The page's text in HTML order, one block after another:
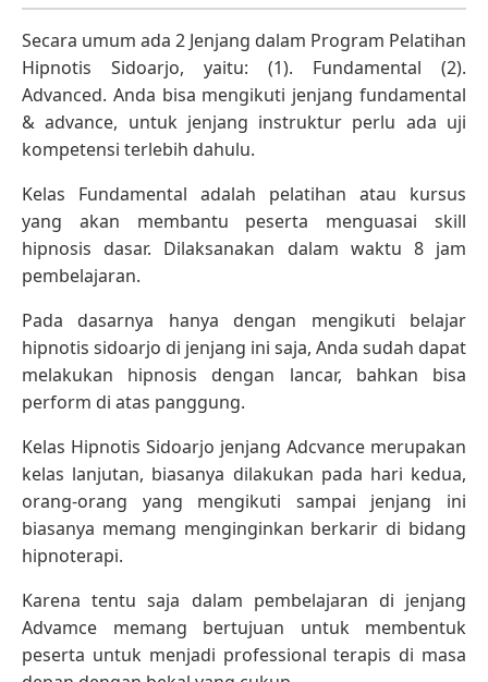
Secara umum ada 2 Jenjang dalam Program Pelatihan
Hipnotis Sidoarjo, yaitu: (1). Fundamental (2).
Advanced. Anda bisa mengikuti jenjang fundamental
& advance, untuk jenjang instruktur perlu ada uji
kompetensi terlebih dahulu.
Kelas Fundamental adalah pelatihan atau kursus
yang akan membantu peserta menguasai skill
hipnosis dasar. Dilaksanakan dalam waktu 8 jam
pembelajaran.
Pada dasarnya hanya dengan mengikuti belajar
hipnotis sidoarjo di jenjang ini saja, Anda sudah dapat
melakukan hipnosis dengan lancar, bahkan bisa
perform di atas panggung.
Kelas Hipnotis Sidoarjo jenjang Adcvance merupakan
kelas lanjutan, biasanya dilakukan pada hari kedua,
orang-orang yang mengikuti sampai jenjang ini
biasanya memang menginginkan berkarir di bidang
hipnoterapi.
Karena tentu saja dalam pembelajaran di jenjang
Advamce memang bertujuan untuk membentuk
peserta untuk menjadi professional terapis di masa